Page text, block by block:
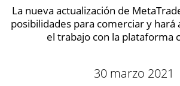
La nueva actualización de
posibilidades para comerciar y hará
el trabajo con la plataforma
30 marzo 2021